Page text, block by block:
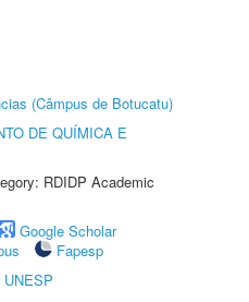
(Câmpus de Botucatu)
DE QUÍMICA E
RDIDP Academic
Google Scholar
Fapesp